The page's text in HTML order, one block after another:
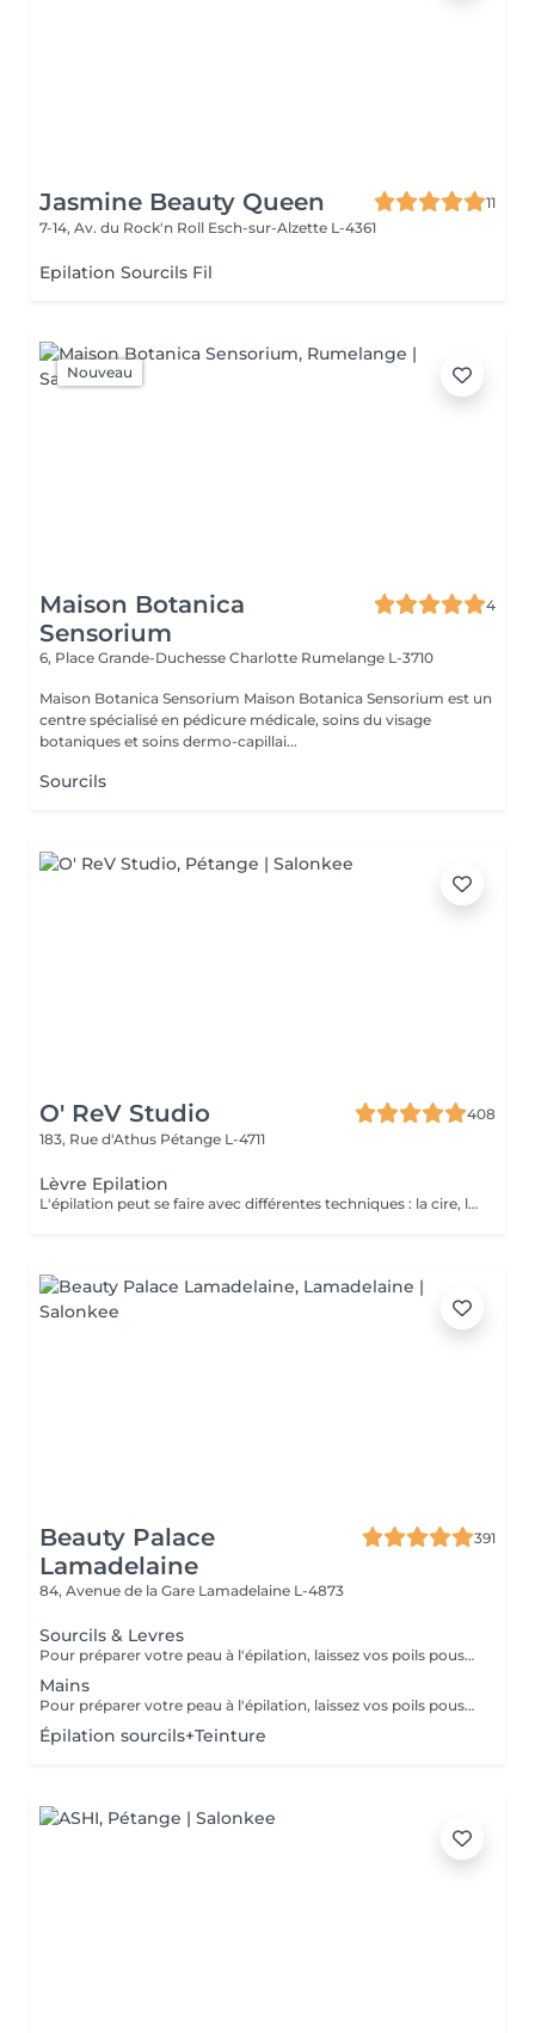
Jasmine Beauty Queen
11
7-14, Av. du Rock'n Roll Esch-sur-Alzette L-4361
Epilation Sourcils Fil
Nouveau
Maison Botanica
Sensorium
4
6, Place Grande-Duchesse Charlotte Rumelange L-3710
Maison Botanica Sensorium Maison Botanica Sensorium est un
centre spécialisé en pédicure médicale, soins du visage
botaniques et soins dermo-capillai...
Sourcils
O' ReV Studio
408
183, Rue d'Athus Pétange L-4711
Lèvre Epilation
L'épilation peut se faire avec différentes techniques : la cire, le fil et la pince.
Beauty Palace
Lamadelaine
391
84, Avenue de la Gare Lamadelaine L-4873
Sourcils & Levres
Pour préparer votre peau à l'épilation, laissez vos poils pousser pendant au moins deux semaines après le dernier rasage pour assurer une longueur adéquate. Il est également recommandé, mais non indispensable, d'effectuer un gommage doux 24 heures avant la séance pour éliminer les cellules mortes et faciliter l'extraction des poils. Le jour de l'épilation, évitez d'appliquer des crèmes ou des huiles sur la zone concernée afin d'assurer une bonne adhérence de la cire. Enfin, protégez votre peau en évitant l'exposition au soleil ou les séances de bronzage, qui pourraient la rendre plus sensible et irritable.
Mains
Pour préparer votre peau à l'épilation, laissez vos poils pousser pendant au moins deux semaines après le dernier rasage pour assurer une longueur adéquate. Il est également recommandé, mais non indispensable, d'effectuer un gommage doux 24 heures avant la séance pour éliminer les cellules mortes et faciliter l'extraction des poils. Le jour de l'épilation, évitez d'appliquer des crèmes ou des huiles sur la zone concernée afin d'assurer une bonne adhérence de la cire. Enfin, protégez votre peau en évitant l'exposition au soleil ou les séances de bronzage, qui pourraient la rendre plus sensible et irritable.
Épilation sourcils+Teinture